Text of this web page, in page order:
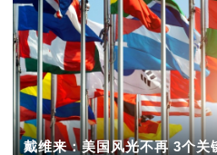
戴维来：美国风光不再 3个关